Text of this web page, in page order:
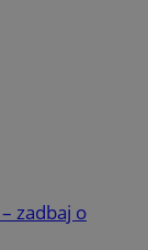
zadbaj o